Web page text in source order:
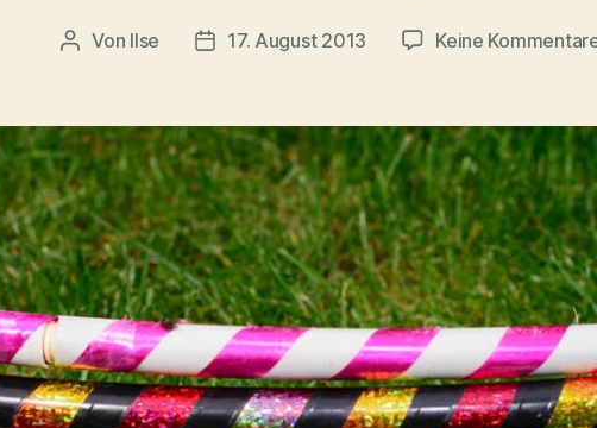
Beitragsautor
Von Ilse Beitragsdatum
17. August 2013 Keine